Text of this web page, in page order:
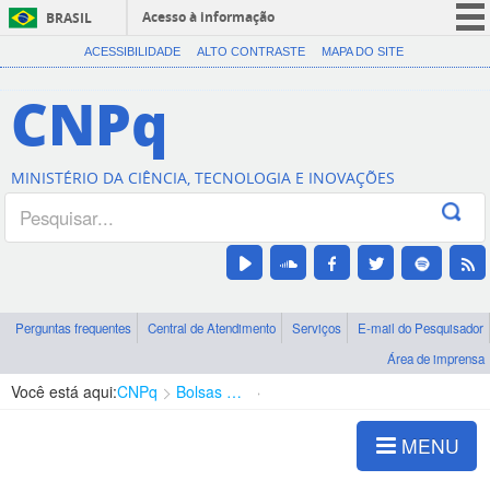
BRASIL
Acesso à informação
CORONAVÍRUS (COVID-19)
Canais
ACESSIBILIDADE ALTO CONTRASTE MAPA DO SITE
CNPq
MINISTÉRIO DA CIÊNCIA, TECNOLOGIA E INOVAÇÕES
Perguntas frequentes Central de Atendimento Serviços
E-mail do Pesquisador
Área de imprensa
Você está aqui:CNPq Bolsas e Auxílios Vigentes
MENU